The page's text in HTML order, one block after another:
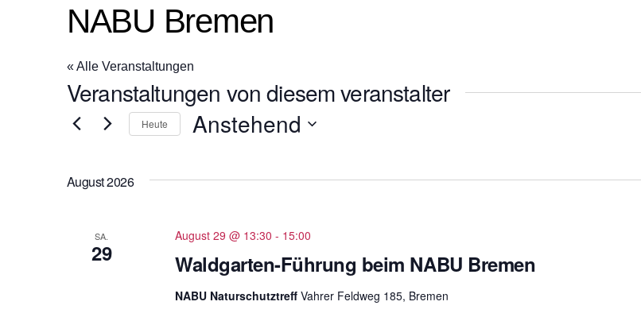
NABU Bremen
« Alle Veranstaltungen
Veranstaltungen von diesem veranstalter
Heute Anstehend
m
ä
h
August 2026
SA.
29 Waldgarten-Führung beim NABU Bremen
August 29 @ 13:30 - 15:00
NABU Naturschutztreff Vahrer Feldweg 185, Bremen